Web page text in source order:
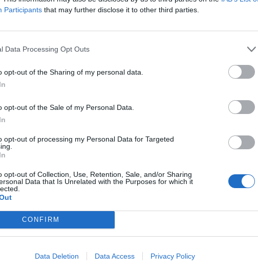
Participants that may further disclose it to other third parties.
Data Processing Opt Outs
opt-out of the Sharing of my personal data.
opt-out of the Sale of my Personal Data.
opt-out of processing my Personal Data for Targeted
opt-out of Collection, Use, Retention, Sale, and/or Sharing
Data that Is Unrelated with the Purposes for which it
CONFIRM
Data Deletion Data Access Privacy Policy
της Εισφοράς Αλληλεγγύης
επενδύσεων κατά 500
μπορεί να εκληφθεί ως ενθαρρυντική
ελληνικής οικονομίας δεδομένου
υποχώρηση σε απόλυτους όρους των
για σχηματισμό παγίου κεφαλαίου.
σχέδιο ανάταξης της ελληνικής
των συντηρητικών πολιτικών της
με προοδευτικό τρόπο τόσο στη
στην ανάγκη ενίσχυσης του
διαχρονικά ψηφίσει κάθε βοήθημα
αναγνωρίζοντας την εξαιρετικά
βρίσκονται ειδικά οι μη
το προηγούμενο χρονικό
ανάγκη στήριξης των πραγματικών
λίγα χρόνια πριν, όταν ο
τους πολίτες την προεκλογική περίοδο
των μέτρων Μητσοτάκη είναι ένας